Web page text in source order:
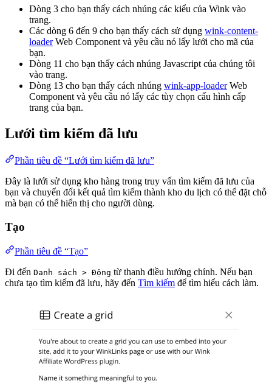
Dòng 3 cho bạn thấy cách nhúng các kiểu của Wink vào
trang.
Các dòng 6 đến 9 cho bạn thấy cách sử dụng wink-content-
loaderWeb Component và yêu cầu nó lấy lưới cho mã của
bạn.
Dòng 11 cho bạn thấy cách nhúng Javascript của chúng tôi
vào trang.
Dòng 13 cho bạn thấy cách nhúng wink-app-loaderWeb
Component và yêu cầu nó lấy các tùy chọn cấu hình cấp
trang của bạn.
Lưới tìm kiếm đã lưu
Phần tiêu đề “Lưới tìm kiếm đã lưu”
Đây là lưới sử dụng kho hàng trong truy vấn tìm kiếm đã lưu của
bạn và chuyển đổi kết quả tìm kiếm thành kho du lịch có thể đặt chỗ
mà bạn có thể hiển thị cho người dùng.
Tạo
Phần tiêu đề “Tạo”
Đi đến Danh sách > Động từ thanh điều hướng chính. Nếu bạn
chưa tạo tìm kiếm đã lưu, hãy đến Tìm kiếm để tìm hiểu cách làm.